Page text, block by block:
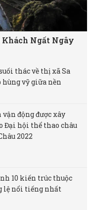
Ngất Ngây
thác về thị xã Sa
hùng vỹ giữa nền
vận động được xây
Đại hội thể thao châu
2022
10 kiến trúc thuộc
lệ nổi tiếng nhất